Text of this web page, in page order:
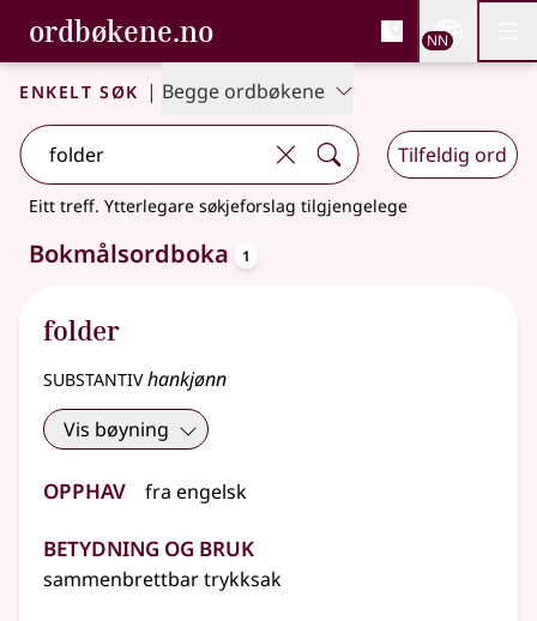
Gå til hovudinnhald
Tilgjenge
ordbøkene.no, Bokmålsordboka og
Bokmålsordboka og Nynorskordboka
NN
Enkelt søk | Begge ordbøkene
Tilfeldig ord
Eitt treff. Ytterlegare søkjeforslag tilgjengelege
Bokmålsordboka 1
folder
substantivhankjønn
Vis bøyning
Opphav fra engelsk
Betydning og bruk
sammenbrettbar trykksak